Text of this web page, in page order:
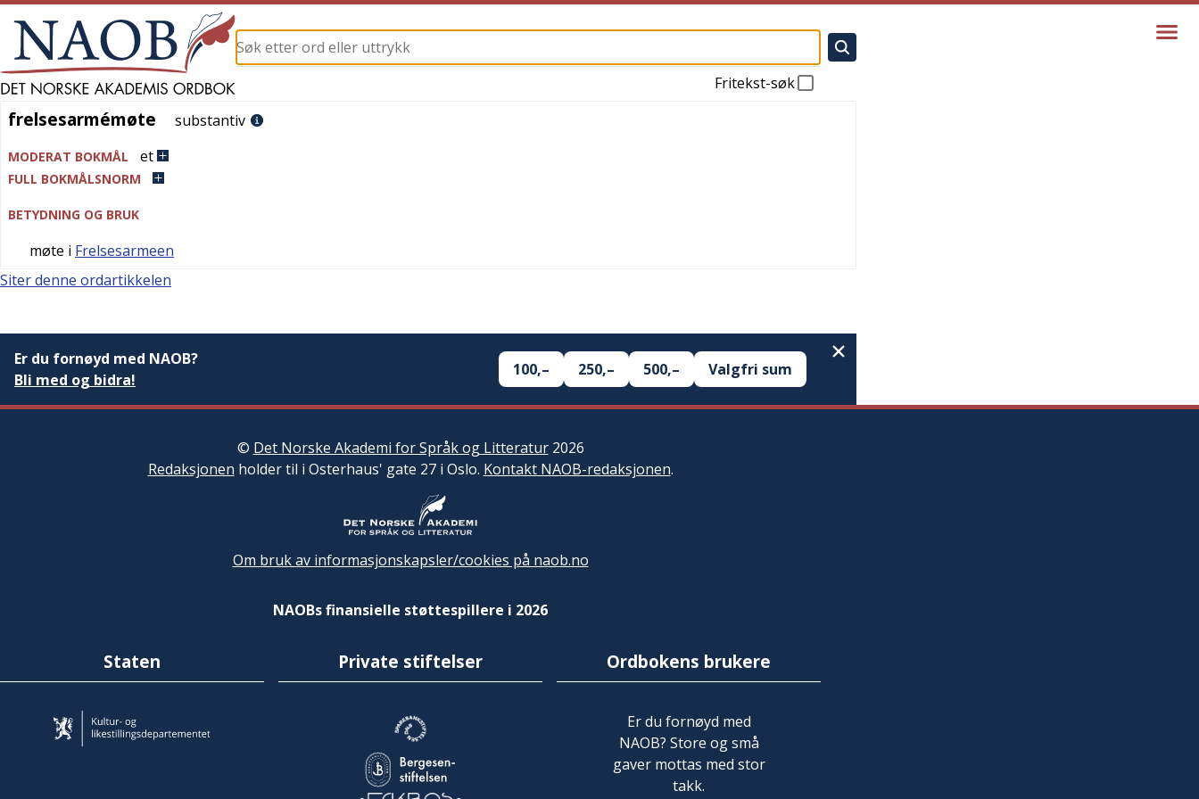
Fritekst-søk
frelsesarmémøte
frelsesarmémøte substantiv
MODERAT BOKMÅL et
FULL BOKMÅLSNORM
BETYDNING OG BRUK
møte i Frelsesarmeen
Siter denne ordartikkelen
Er du fornøyd med NAOB?
Bli med og bidra!
100,– 250,– 500,– Valgfri sum
© Det Norske Akademi for Språk og Litteratur2026
Redaksjonen holder til i Osterhaus' gate 27 i Oslo. Kontakt NAOB-redaksjonen.
Om bruk av informasjonskapsler/cookies på naob.no
NAOBs finansielle støttespillere i 2026
Staten Private stiftelser Ordbokens brukere
Er du fornøyd med
NAOB? Store og små
gaver mottas med stor
takk.